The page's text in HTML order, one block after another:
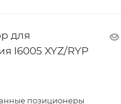
для
I6005 XYZ/RYP
позиционеры